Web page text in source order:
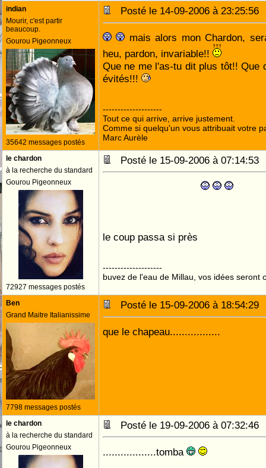
indian
Mourir, c'est partir
beaucoup.
Gourou Pigeonneux
35642 messages postés
Posté le 14-09-2006 à
mais alors mon Chardon,
heu, pardon, invariable!!
Que ne me l'as-tu dit plus tôt!! Que
évités!!!
--------------------
Tout ce qui arrive, arrive justement.
Comme si quelqu'un vous attribuait votre
Marc Aurèle
le chardon
à la recherche du standard
Gourou Pigeonneux
72927 messages postés
Posté le 15-09-2006 à
le coup passa si près
--------------------
buvez de l'eau de Millau, vos idées seront
Ben
Grand Maitre Italianissime
7798 messages postés
Posté le 15-09-2006 à
que le chapeau.................
le chardon
à la recherche du standard
Gourou Pigeonneux
Posté le 19-09-2006 à
..................tomba